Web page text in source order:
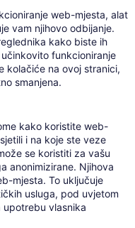
web-mjesta, alat
vam njihovo odbijanje.
kako biste ih
funkcioniranje
kolačiće na ovoj stranici,
smanjena.
kako koristite web-
i na koje ste veze
se koristiti za vašu
anonimizirane. Njihova
mjesta. To uključuje
usluga, pod uvjetom
upotrebu vlasnika